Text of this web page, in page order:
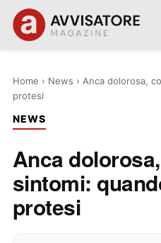
Home › News › Anca dolorosa,
protesi
NEWS
Anca
sintomi:
protesi